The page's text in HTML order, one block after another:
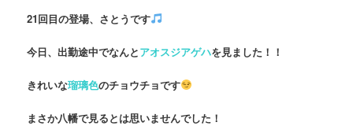
21回目の登場、さとうです
今日、出勤途中でなんとアオスジアゲハを見ました！！
きれいな瑠璃色のチョウチョです
まさか八幡で見るとは思いませんでした！